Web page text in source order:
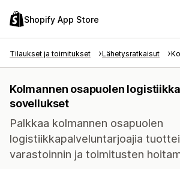
Shopify App Store
Tilaukset ja toimitukset Lähetysratkaisut
Kolmannen osapuolen
sovellukset
Palkkaa kolmannen osapuolen
logistiikkapalveluntarjoajia
varastoinnin ja toimitusten